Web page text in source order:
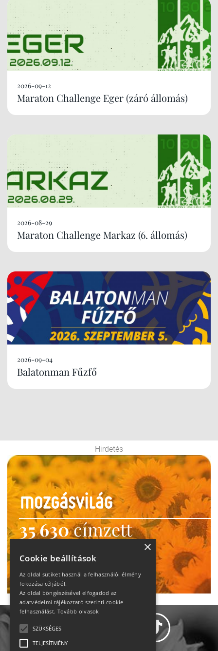
2026-09-12
Maraton Challenge Eger (záró állomás)
2026-08-29
Maraton Challenge Markaz (6. állomás)
2026-09-04
Balatonman Fűzfő
Hirdetés
35 630címzett
heti motiváció
Ne maradj le!
×
Cookie beállítások
Az oldal sütiket használ a felhasználói élmény
fokozása céljából.
Az oldal böngészésével elfogadod az
adatvédelmi tájékoztató szerinti cookie
felhasználást. Tovább olvasok
SZÜKSÉGES
TELJESÍTMÉNY